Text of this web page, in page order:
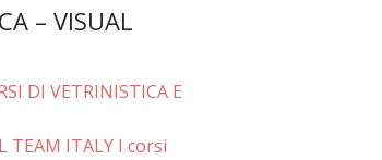
– VISUAL
DI VETRINISTICA E
TEAM ITALY I corsi